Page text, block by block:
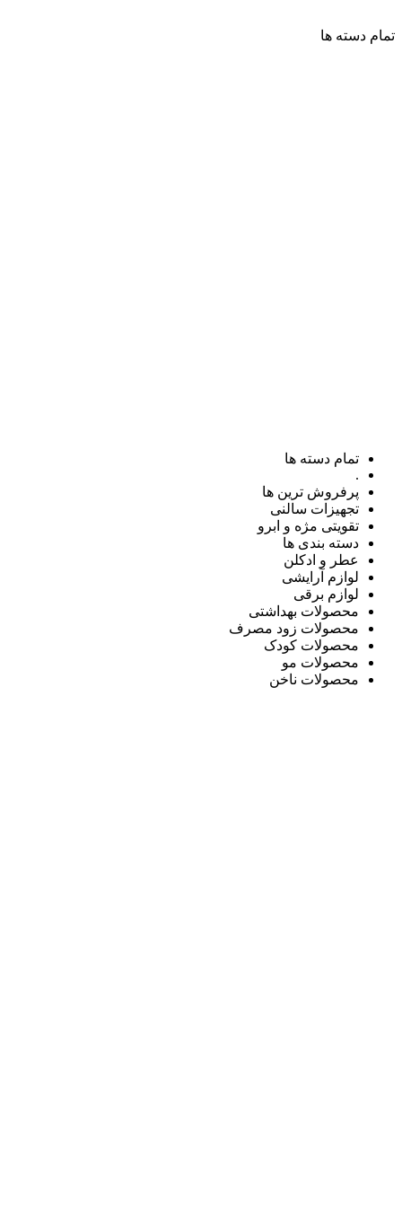
تمام دسته ها
تمام دسته ها
.
پرفروش ترین ها
تجهیزات سالنی
تقویتی مژه و ابرو
دسته بندی ها
عطر و ادکلن
لوازم آرایشی
لوازم برقی
محصولات بهداشتی
محصولات زود مصرف
محصولات کودک
محصولات مو
محصولات ناخن